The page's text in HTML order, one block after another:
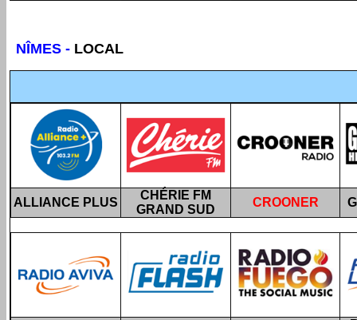
NÎMES - LOCAL
ALLIANCE PLUS
CHÉRIE FM
GRAND SUD
CROONER